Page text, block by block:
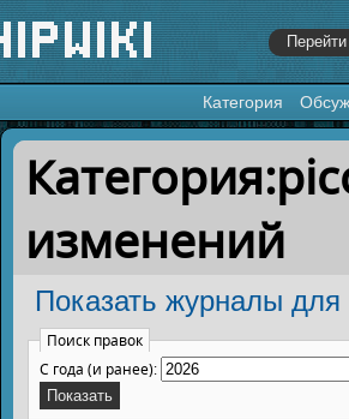
Категория
Перейти к:навигация,поиск
изменений
Показать журналы для
Поиск правок
С года (и ранее):